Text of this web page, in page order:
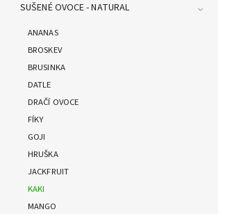
SUŠENÉ OVOCE - NATURAL
ANANAS
BROSKEV
BRUSINKA
DATLE
DRAČÍ OVOCE
FÍKY
GOJI
HRUŠKA
JACKFRUIT
KAKI
MANGO